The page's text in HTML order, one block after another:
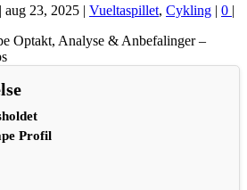
| aug 23, 2025 | Vueltaspillet, Cykling | 0 |
Profil